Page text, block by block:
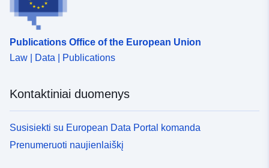
Publications Office of the European Union
Law | Data | Publications
Kontaktiniai duomenys
Susisiekti su European Data Portal komanda
Prenumeruoti naujienlaiškį